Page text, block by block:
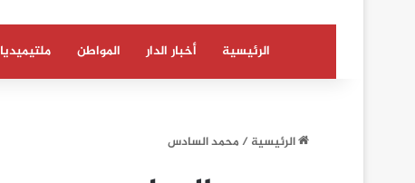
الرئيسية أخبار الدار المواطن ملتيميديا
الرئيسية/محمد السادس